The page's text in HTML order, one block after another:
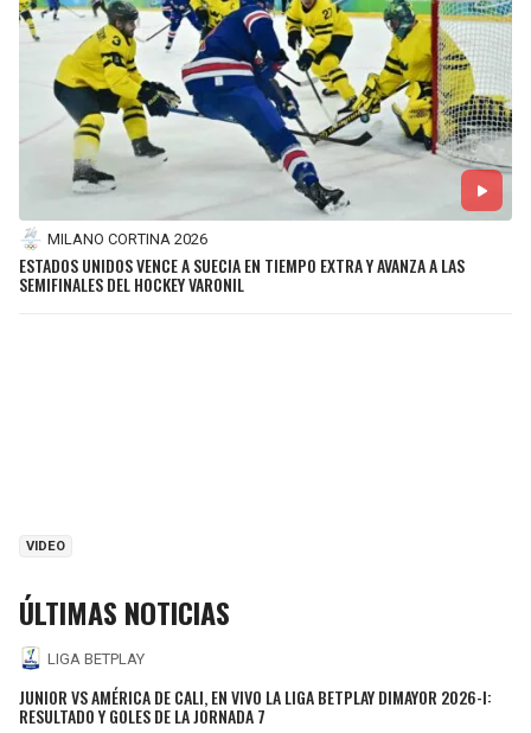
MILANO CORTINA 2026
ESTADOS UNIDOS VENCE A SUECIA EN TIEMPO EXTRA Y AVANZA A LAS
SEMIFINALES DEL HOCKEY VARONIL
VIDEO
ÚLTIMAS NOTICIAS
LIGA BETPLAY
JUNIOR VS AMÉRICA DE CALI, EN VIVO LA LIGA BETPLAY DIMAYOR 2026-I:
RESULTADO Y GOLES DE LA JORNADA 7